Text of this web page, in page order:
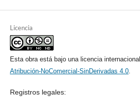
Licencia
Esta obra está bajo una licencia internacional
Atribución-NoComercial-SinDerivadas 4.0.
Registros legales: